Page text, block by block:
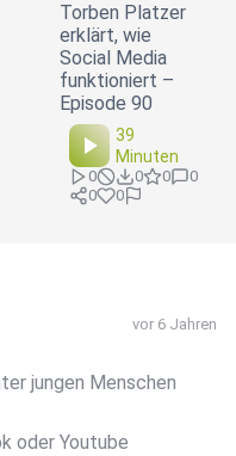
Torben Platzer
erklärt, wie
Social Media
funktioniert –
Episode 90
39
Minuten
0 0 0
0
0
0
vor 6 Jahren
jungen Menschen
oder Youtube